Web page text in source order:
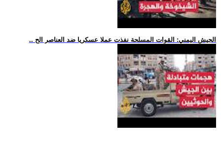
.. الجيش اليمني: القوات المسلحة نفذت عملا عسكريا ضد العناصر الح